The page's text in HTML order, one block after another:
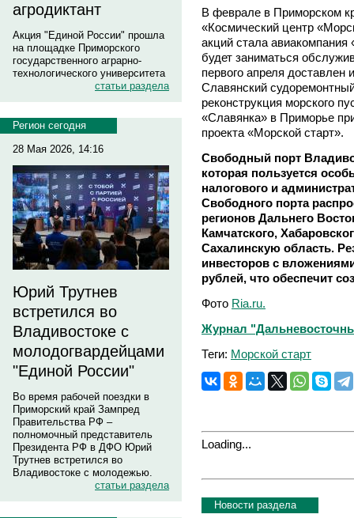
агродиктант
Акция "Единой России" прошла
на площадке Приморского
государственного аграрно-
технологического университета
статьи раздела
Регион сегодня
28 Мая 2026, 14:16
Юрий Трутнев
встретился во
Владивостоке с
молодогвардейцами
"Единой России"
Во время рабочей поездки в
Приморский край Зампред
Правительства РФ –
полномочный представитель
Президента РФ в ДФО Юрий
Трутнев встретился во
Владивостоке с молодежью.
статьи раздела
В феврале в Приморском
«Космический центр
акций стала
будет заниматься
первого апреля доставлен
Славянский
реконструкция морского
«Славянка» в Приморье
проекта «Морской старт».
Свободный порт
которая пользуется
налогового и
Свободного порта
регионов Дальнего
Камчатского,
Сахалинскую область.
инвесторов с
рублей, что обеспечит
Фото Ria.ru.
Журнал
Теги: Морской старт
Loading...
Новости раздела